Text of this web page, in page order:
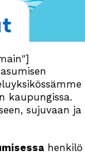
kaupungissa.
sujuvaan ja
henkilö